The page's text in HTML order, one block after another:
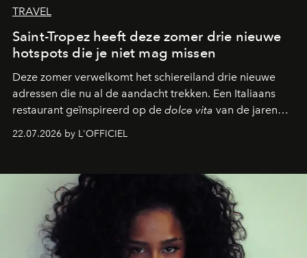
TRAVEL
Saint-Tropez heeft deze zomer drie nieuwe
hotspots die je niet mag missen
Deze zomer verwelkomt het schiereiland drie nieuwe
adressen die nu al de aandacht trekken. Een Italiaans
restaurant geïnspireerd op de dolce vita van de jaren
zestig, een Japanse hotspot die na zonsondergang
verandert in een bruisende ontmoetingsplek en de
neerstrijkt in Saint-Tropez. Dit zijn de nieuwe adressen
die deze zomer de toon zetten, van lange lunches tot
zwoele nachten.
22.07.2026 by L'OFFICIEL